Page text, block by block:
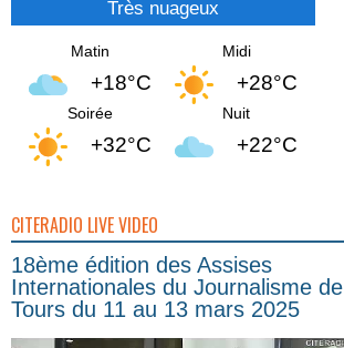
Très nuageux
Matin
+18°C
Midi
+28°C
Soirée
+32°C
Nuit
+22°C
CITERADIO LIVE VIDEO
18ème édition des Assises
Internationales du Journalisme de
Tours du 11 au 13 mars 2025